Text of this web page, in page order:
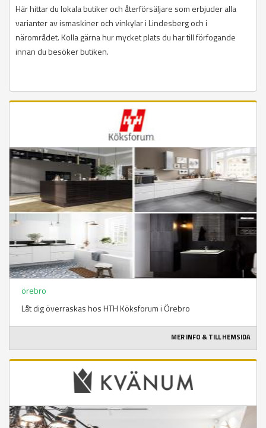
Här hittar du lokala butiker och återförsäljare som erbjuder alla
varianter av ismaskiner och vinkylar i Lindesberg och i
närområdet. Kolla gärna hur mycket plats du har till förfogande
innan du besöker butiken.
örebro
Låt dig överraskas hos HTH Köksforum i Örebro
MER INFO & TILL HEMSIDA